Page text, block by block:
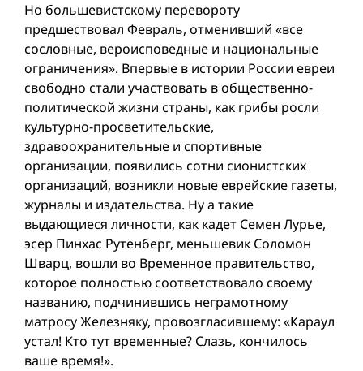
Но большевистскому перевороту
предшествовал Февраль, отменивший «все
сословные, вероисповедные и национальные
ограничения». Впервые в истории России евреи
свободно стали участвовать в общественно-
политической жизни страны, как грибы росли
культурно-просветительские,
здравоохранительные и спортивные
организации, появились сотни сионистских
организаций, возникли новые еврейские газеты,
журналы и издательства. Ну а такие
выдающиеся личности, как кадет Семен Лурье,
эсер Пинхас Рутенберг, меньшевик Соломон
Шварц, вошли во Временное правительство,
которое полностью соответствовало своему
названию, подчинившись неграмотному
матросу Железняку, провозгласившему: «Караул
устал! Кто тут временные? Слазь, кончилось
ваше время!».